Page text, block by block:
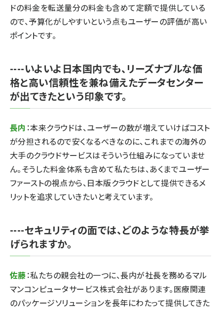
ドの料金を転送量分の料金も含めて定額で提供している
ので、予算化がしやすいという点もユーザーの評価が高い
ポイントです。
----いよいよ日本国内でも、リーズナブルな価
格と高い信頼性を兼ね備えたデータセンター
が出てきたという印象です。
長内 ：本来クラウドは、ユーザーの数が増えていけばコスト
が分担されるので安くなるべきなのに、これまでの海外の
大手のクラウドサービスはそういう仕組みになっていませ
ん。そうした料金体系も含めて私たちは、あくまでユーザー
ファーストの視点から、日本版クラウドとして提供できるメ
リットを追求していきたいと考えています。
----セキュリティの面では、どのような特長が挙
げられますか。
佐藤：私たちの親会社の一つに、長内が社長を務めるマル
マンコンピュータサービス株式会社があります。医療関連
のパッケージソリューションを長年にわたって提供してきた